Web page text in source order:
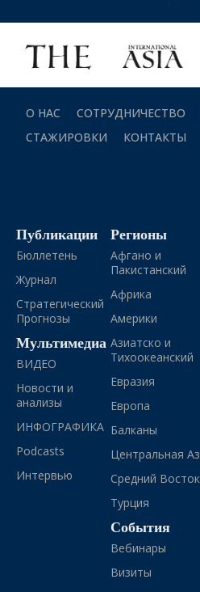
О НАС СОТРУДНИЧЕСТВО
СТАЖИРОВКИ
КОНТАКТЫ
Публикации
Бюллетень
Журнал
Стратегический
Прогнозы
Мультимедиа
ВИДЕО
Новости и
анализы
ИНФОГРАФИКА
Podcasts
Интервью
Регионы
Афгано и
Пакистанский
Африка
Америки
Азиатско и
Тихоокеанский
Евразия
Европа
Балканы
Центральная
Средний Восток
Турция
События
Вебинары
Визиты